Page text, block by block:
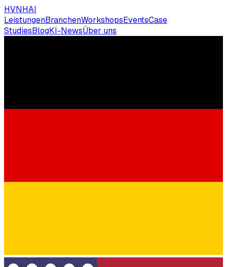
HVNHAI
LeistungenBranchenWorkshopsEventsCase
StudiesBlogKI-NewsÜber uns